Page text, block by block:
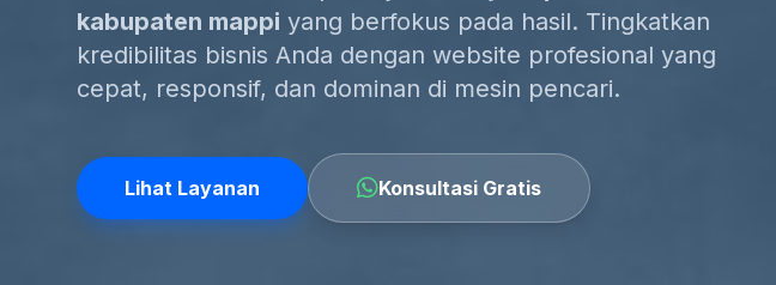
kabupaten mappi yang berfokus pada hasil. Tingkatkan
kredibilitas bisnis Anda dengan website profesional yang
cepat, responsif, dan dominan di mesin pencari.
Lihat Layanan Konsultasi Gratis